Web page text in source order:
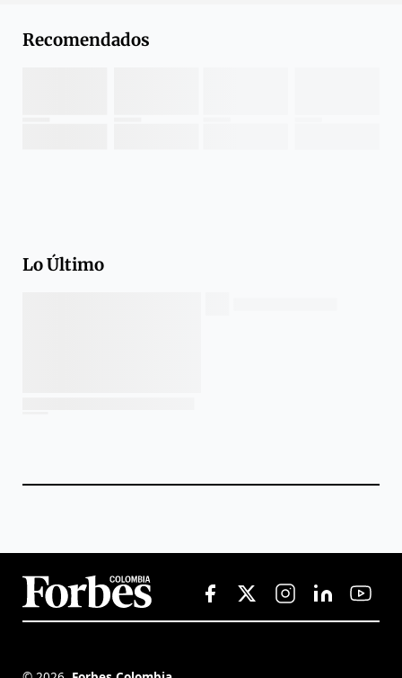
Recomendados
Lo Último